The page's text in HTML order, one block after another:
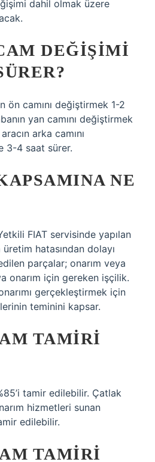
dahil olmak üzere
DEĞIŞIMI
ön camını değiştirmek 1-2
yan camını değiştirmek
arka camını
3-4 saat sürer.
NE
FIAT servisinde yapılan
hatasından dolayı
parçalar; onarım veya
onarım için gereken işçilik.
gerçekleştirmek için
teminini kapsar.
TAMIRI
tamir edilebilir. Çatlak
hizmetleri sunan
edilebilir.
TAMIRI